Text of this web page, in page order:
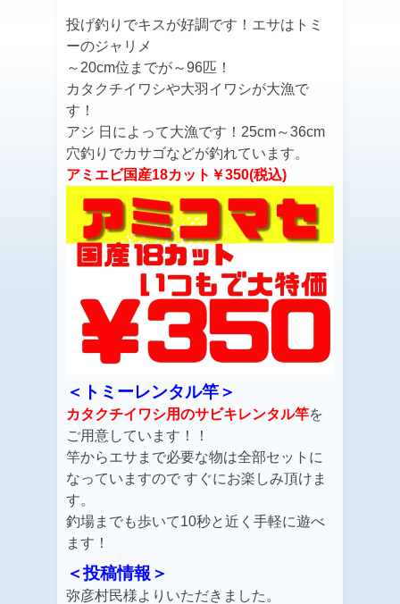
投げ釣りでキスが好調です！エサはトミ
ーのジャリメ
～20cm位までが～96匹！
カタクチイワシや大羽イワシが大漁で
す！
アジ 日によって大漁です！25cm～36cm
穴釣りでカサゴなどが釣れています。
アミエビ国産18カット￥350(税込)
＜トミーレンタル竿＞
カタクチイワシ用のサビキレンタル竿を
ご用意しています！！
竿からエサまで必要な物は全部セットに
なっていますので すぐにお楽しみ頂けま
す。
釣場までも歩いて10秒と近く手軽に遊べ
ます！
＜投稿情報＞
弥彦村民様よりいただきました。